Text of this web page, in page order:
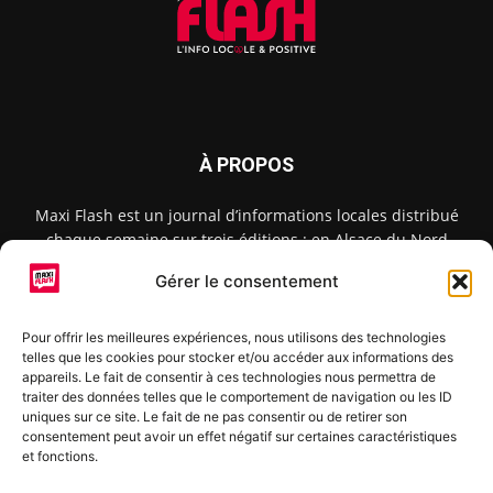
Gérer le consentement
Pour offrir les meilleures expériences, nous utilisons des technologies
telles que les cookies pour stocker et/ou accéder aux informations des
appareils. Le fait de consentir à ces technologies nous permettra de
traiter des données telles que le comportement de navigation ou les ID
uniques sur ce site. Le fait de ne pas consentir ou de retirer son
consentement peut avoir un effet négatif sur certaines caractéristiques
et fonctions.
À PROPOS
Maxi Flash est un journal d’informations locales distribué
chaque semaine sur trois éditions : en Alsace du Nord
depuis 2015, dans les secteurs d’Obernai-Molsheim-Erstein
depuis 2022, et à Colmar, Vignoble et Plaine depuis 2023.
SUIVEZ-NOUS